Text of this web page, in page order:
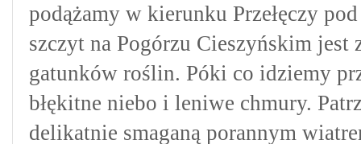
podążamy w kierunku Przełęczy
szczyt na Pogórzu Cieszyńskim
gatunków roślin. Póki co idziemy
błękitne niebo i leniwe chmury.
delikatnie smaganą porannym